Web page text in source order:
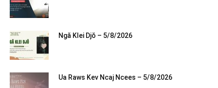
Ngă Klei Djŏ – 5/8/2026
Ua Raws Kev Ncaj Ncees – 5/8/2026